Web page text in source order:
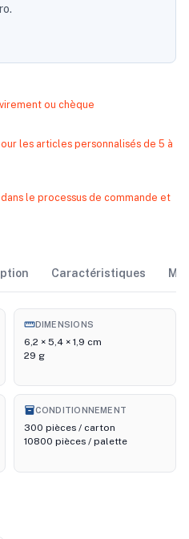
ou chèque
les articles personnalisés de 5 à
le processus de commande et
Caractéristiques
straightenDIMENSIONS
6,2 × 5,4 × 1,9 cm
29 g
inventory_2
CONDITIONNEMENT
300 pièces / carton
10800 pièces / palette